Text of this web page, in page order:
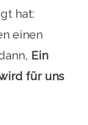
hat:
einen
Ein
für uns